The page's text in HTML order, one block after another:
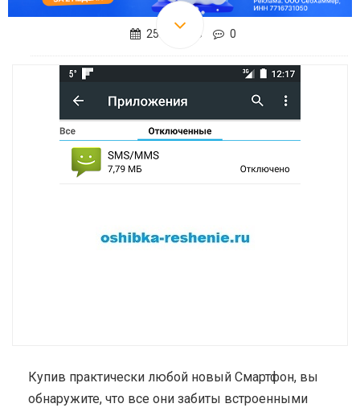
25.04.2016 0
Купив практически любой новый Смартфон, вы
обнаружите, что все они забиты встроенными